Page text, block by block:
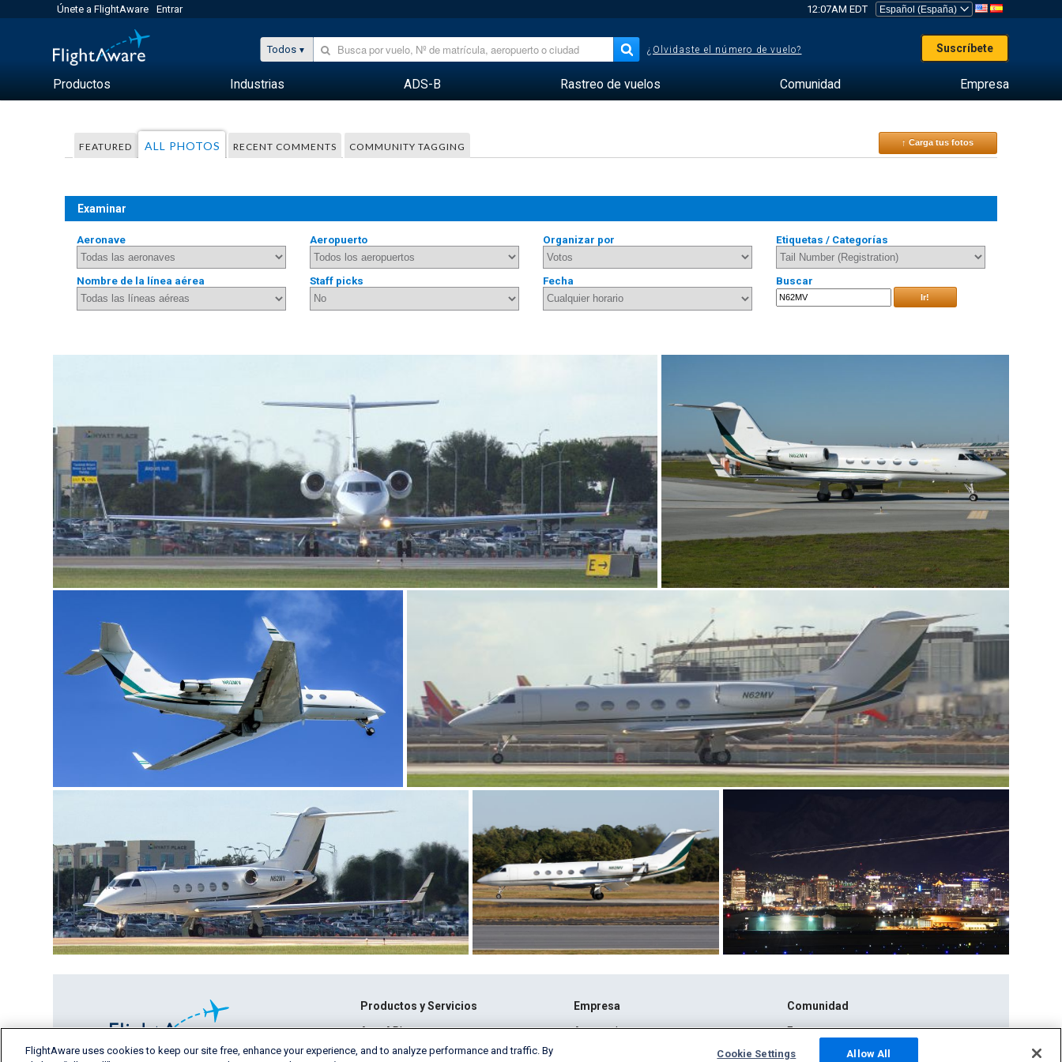
Únete a FlightAware Entrar 12:07AM EDT
Todos ¿Olvidaste el número de vuelo? Suscríbete
Productos Industrias ADS-B Rastreo de vuelos Comunidad Empresa
FEATURED ALL PHOTOS RECENT COMMENTS COMMUNITY TAGGING ↑ Carga tus fotos
Examinar
Aeronave Aeropuerto Organizar por Etiquetas / Categorías
Nombre de la línea aérea Staff picks Fecha Buscar
Ir!
Productos y Servicios
AeroAPI
Firehose de FlightAware
Empresa
Acerca de
Comunidad
Fotos
NOVEDADES
FlightAware uses cookies to keep our site free, enhance your experience, and to analyze performance and traffic. By
Cookie Settings Allow All